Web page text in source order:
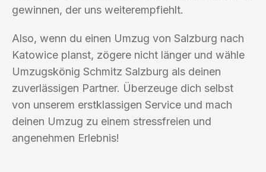
gewinnen, der uns weiterempfiehlt.
Also, wenn du einen Umzug von Salzburg nach
Katowice planst, zögere nicht länger und wähle
Umzugskönig Schmitz Salzburg als deinen
zuverlässigen Partner. Überzeuge dich selbst
von unserem erstklassigen Service und mach
deinen Umzug zu einem stressfreien und
angenehmen Erlebnis!